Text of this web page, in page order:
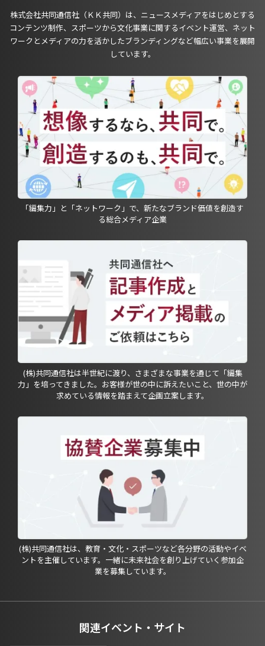
株式会社共同通信社（ＫＫ共同）は、ニュースメディアをはじめとする
コンテンツ制作、スポーツから文化事業に関するイベント運営、ネット
ワークとメディアの力を活かしたブランディングなど幅広い事業を展開
しています。
「編集力」と「ネットワーク」で、新たなブランド価値を創造す
る総合メディア企業
(株)共同通信社は半世紀に渡り、さまざまな事業を通じて「編集
力」を培ってきました。お客様が世の中に訴えたいこと、世の中が
求めている情報を踏まえて企画立案します。
(株)共同通信社は、教育・文化・スポーツなど各分野の活動やイベ
ントを主催しています。一緒に未来社会を創り上げていく参加企
業を募集しています。
関連イベント・サイト